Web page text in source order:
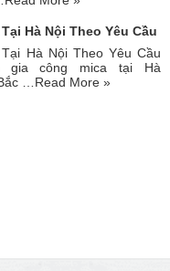
Hà Nội Theo Yêu Cầu
Hà Nội Theo Yêu Cầu
gia công mica tại Hà
…Read More »